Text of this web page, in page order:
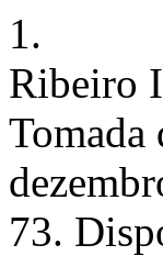
1.
Ribeiro
Tomada
73.